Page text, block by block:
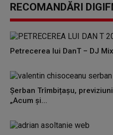
RECOMANDĂRI
Petrecerea lui DanT – DJ
Șerban Trîmbițașu,
„Acum și...